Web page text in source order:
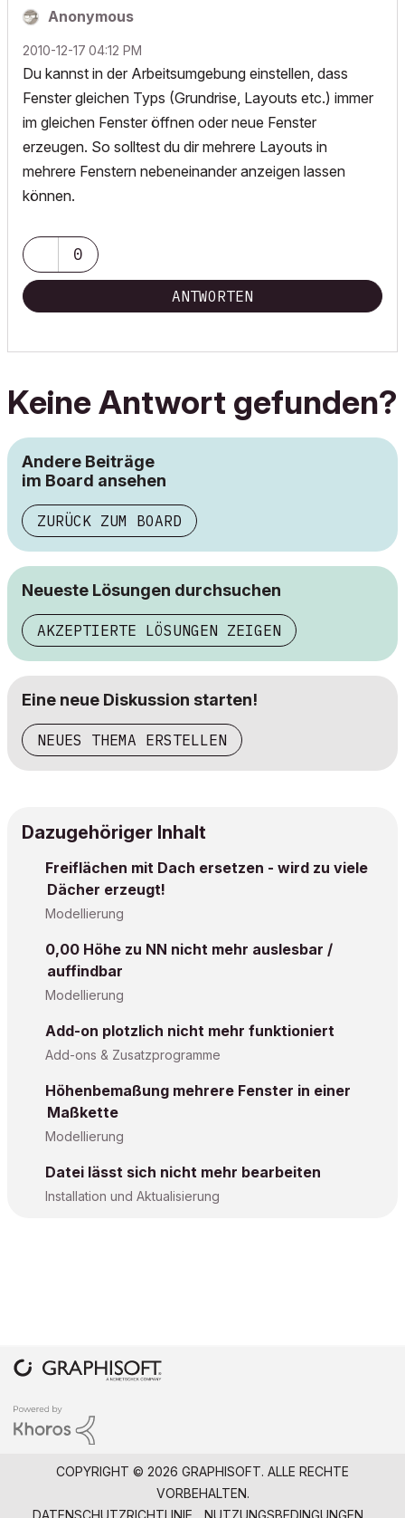
Anonymous
‎2010-12-17 04:12 PM
Du kannst in der Arbeitsumgebung einstellen, dass
Fenster gleichen Typs (Grundrise, Layouts etc.) immer
im gleichen Fenster öffnen oder neue Fenster
erzeugen. So solltest du dir mehrere Layouts in
mehrere Fenstern nebeneinander anzeigen lassen
können.
0
ANTWORTEN
Keine Antwort gefunden?
Andere Beiträge
im Board ansehen
ZURÜCK ZUM BOARD
Neueste Lösungen durchsuchen
AKZEPTIERTE LÖSUNGEN ZEIGEN
Eine neue Diskussion starten!
NEUES THEMA ERSTELLEN
Dazugehöriger Inhalt
Freiflächen mit Dach ersetzen - wird zu viele
Dächer erzeugt!
Modellierung
0,00 Höhe zu NN nicht mehr auslesbar /
auffindbar
Modellierung
Add-on plotzlich nicht mehr funktioniert
Add-ons & Zusatzprogramme
Höhenbemaßung mehrere Fenster in einer
Maßkette
Modellierung
Datei lässt sich nicht mehr bearbeiten
Installation und Aktualisierung
COPYRIGHT © 2026 GRAPHISOFT. ALLE RECHTE
VORBEHALTEN.
DATENSCHUTZRICHTLINIE
NUTZUNGSBEDINGUNGEN